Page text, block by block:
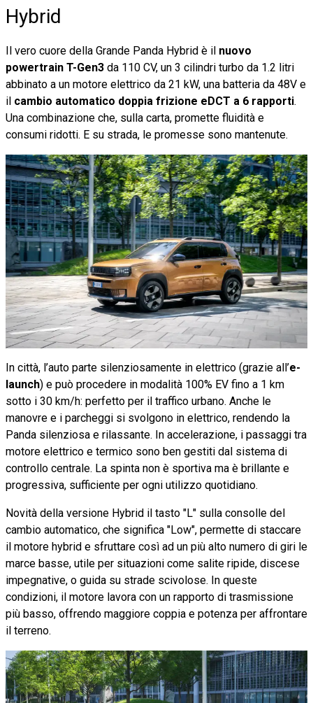
Hybrid
Il vero cuore della Grande Panda Hybrid è il nuovo
powertrain T-Gen3 da 110 CV, un 3 cilindri turbo da 1.2 litri
abbinato a un motore elettrico da 21 kW, una batteria da 48V e
il cambio automatico doppia frizione eDCT a 6 rapporti.
Una combinazione che, sulla carta, promette fluidità e
consumi ridotti. E su strada, le promesse sono mantenute.
In città, l’auto parte silenziosamente in elettrico (grazie all’e-
launch) e può procedere in modalità 100% EV fino a 1 km
sotto i 30 km/h: perfetto per il traffico urbano. Anche le
manovre e i parcheggi si svolgono in elettrico, rendendo la
Panda silenziosa e rilassante. In accelerazione, i passaggi tra
motore elettrico e termico sono ben gestiti dal sistema di
controllo centrale. La spinta non è sportiva ma è brillante e
progressiva, sufficiente per ogni utilizzo quotidiano.
Novità della versione Hybrid il tasto "L" sulla consolle del
cambio automatico, che significa "Low", permette di staccare
il motore hybrid e sfruttare così ad un più alto numero di giri le
marce basse, utile per situazioni come salite ripide, discese
impegnative, o guida su strade scivolose. In queste
condizioni, il motore lavora con un rapporto di trasmissione
più basso, offrendo maggiore coppia e potenza per affrontare
il terreno.